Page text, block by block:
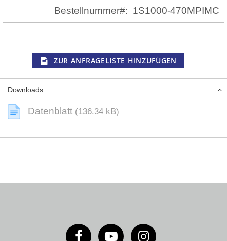
Bestellnummer 1S1000-470MPIMC
ZUR ANFRAGELISTE HINZUFÜGEN
Bildergalerie
Downloads
Datenblatt (136.34 kB)